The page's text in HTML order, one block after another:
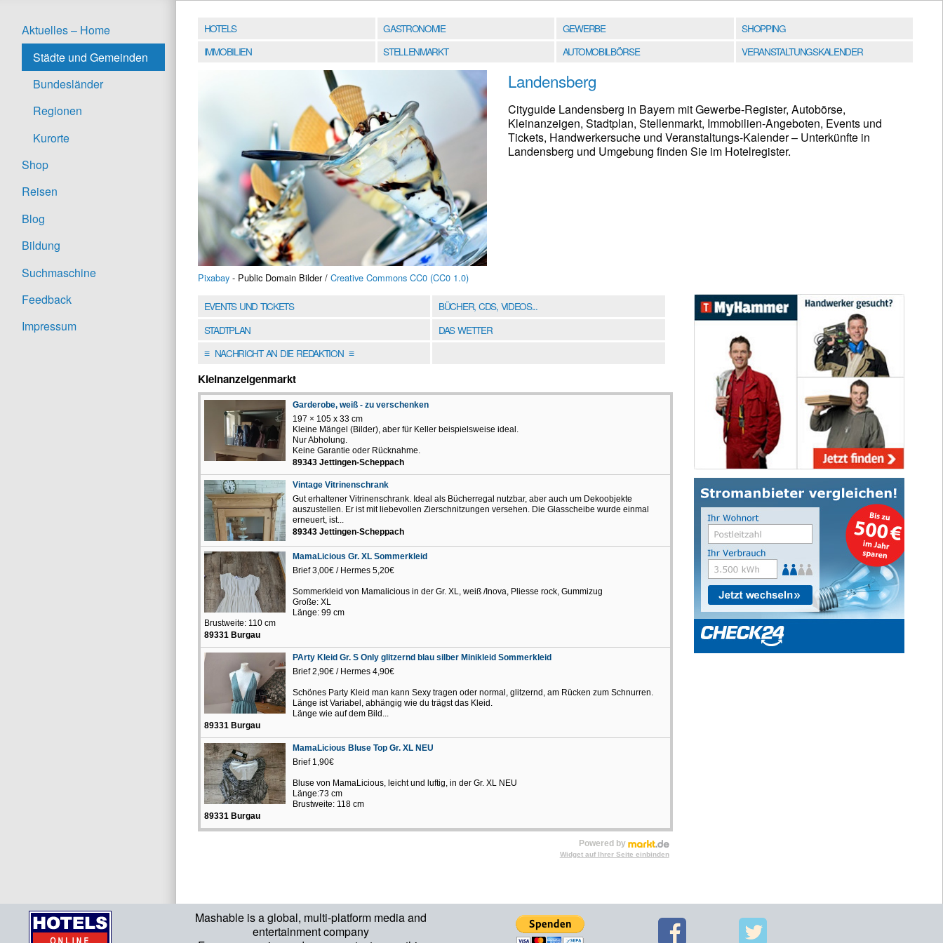
Mashable is a global, multi-platform media and
entertainment company
Aktuelles – Home
Städte und Gemeinden
Bundesländer
Regionen
Kurorte
Shop
Reisen
Blog
Bildung
Suchmaschine
Feedback
Impressum
HOTELS GASTRONOMIE GEWERBE
SHOPPING
IMMOBILIEN
STELLENMARKT AUTOMOBILBÖRSE VERANSTALTUNGSKALENDER
Pixabay - Public Domain Bilder / Creative Commons CC0 (CC0 1.0)
Landensberg
Cityguide Landensberg in Bayern mit Gewerbe-Register, Autobörse,
Kleinanzeigen, Stadtplan, Stellenmarkt, Immobilien-Angeboten, Events und
Tickets, Handwerkersuche und Veranstaltungs-Kalender – Unterkünfte in
Landensberg und Umgebung finden Sie im Hotelregister.
EVENTS UND TICKETS
BÜCHER, CDS, VIDEOS...
STADTPLAN
DAS WETTER
≡NACHRICHT AN DIE REDAKTION≡
Kleinanzeigenmarkt
Garderobe, weiß - zu verschenken
197 × 105 x 33 cm
Kleine Mängel (Bilder), aber für Keller beispielsweise ideal.
Nur Abholung.
Keine Garantie oder Rücknahme.
89343 Jettingen-Scheppach
Vintage Vitrinenschrank
Gut erhaltener Vitrinenschrank. Ideal als Bücherregal nutzbar, aber auch um Dekoobjekte
auszustellen. Er ist mit liebevollen Zierschnitzungen versehen. Die Glasscheibe wurde einmal
erneuert, ist...
89343 Jettingen-Scheppach
MamaLicious Gr. XL Sommerkleid
Brief 3,00€ / Hermes 5,20€
Sommerkleid von Mamalicious in der Gr. XL, weiß /Inova, Pliesse rock, Gummizug
Große: XL
Länge: 99 cm
Brustweite: 110 cm
89331 Burgau
PArty Kleid Gr. S Only glitzernd blau silber Minikleid Sommerkleid
Brief 2,90€ / Hermes 4,90€
Schönes Party Kleid man kann Sexy tragen oder normal, glitzernd, am Rücken zum Schnurren.
Länge ist Variabel, abhängig wie du trägst das Kleid.
Länge wie auf dem Bild...
89331 Burgau
MamaLicious Bluse Top Gr. XL NEU
Brief 1,90€
Bluse von MamaLicious, leicht und luftig, in der Gr. XL NEU
Länge:73 cm
Brustweite: 118 cm
89331 Burgau
Powered by
Widget auf Ihrer Seite einbinden